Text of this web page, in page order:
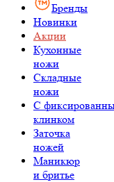
Бренды
Новинки
Акции
Кухонные
ножи
Складные
ножи
C
клинком
Заточка
ножей
Маникюр
и бритье